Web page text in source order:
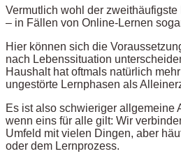
Vermutlich wohl der
– in Fällen von Online-Lernen
Hier können sich die
nach Lebenssituation
Haushalt hat oftmals natürlich
ungestörte Lernphasen als
Es ist also schwieriger allgemeine
wenn eins für alle gilt: Wir
Umfeld mit vielen Dingen, aber
oder dem Lernprozess.